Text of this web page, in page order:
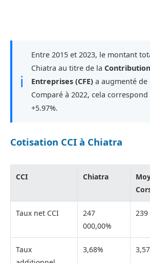
ℹ
Entre 2015 et 2023, le montant
Chiatra au titre de la
Entreprises (CFE) a augmenté de
Comparé à 2022, cela
+5.97%.
Cotisation CCI à Chiatra
CCI Chiatra
Taux net CCI
247
000,00%
239
Taux
3,68%